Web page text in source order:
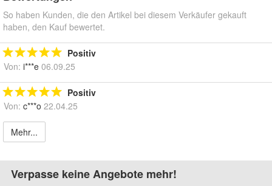
So haben Kunden, die den Artikel bei diesem Verkäufer gekauft
haben, den Kauf bewertet.
Positiv
Von: i***e 06.09.25
Positiv
Von: c***o 22.04.25
Mehr...
Verpasse keine Angebote mehr!